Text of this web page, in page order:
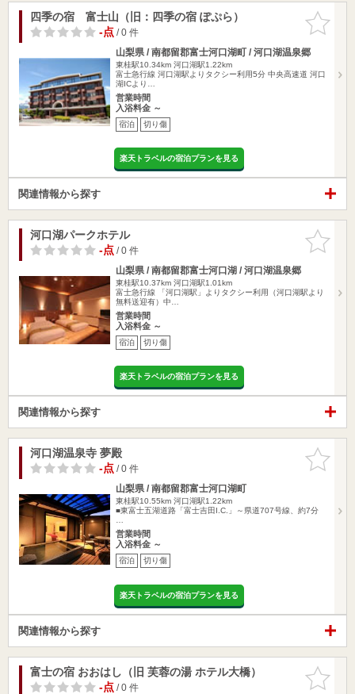
お気に入
りに追加
四季の宿 富士山（旧：四季の宿 ぽぷら）
-点/ 0 件
山梨県 / 南都留郡富士河口湖町 / 河口湖温泉郷
東桂駅10.34km 河口湖駅1.22km
富士急行線 河口湖駅よりタクシー利用5分 中央高速道 河口
湖ICより…
営業時間
入浴料金 ～
宿泊 切り傷
楽天トラベルの宿泊プランを見る
関連情報から探す
お気に入
りに追加
河口湖パークホテル
-点/ 0 件
山梨県 / 南都留郡富士河口湖 / 河口湖温泉郷
東桂駅10.37km 河口湖駅1.01km
富士急行線 「河口湖駅」よりタクシー利用（河口湖駅より
無料送迎有）中…
営業時間
入浴料金 ～
宿泊 切り傷
楽天トラベルの宿泊プランを見る
関連情報から探す
お気に入
りに追加
河口湖温泉寺 夢殿
-点/ 0 件
山梨県 / 南都留郡富士河口湖町
東桂駅10.55km 河口湖駅1.22km
■東富士五湖道路「富士吉田I.C.」～県道707号線、約7分
営業時間
入浴料金 ～
宿泊 切り傷
楽天トラベルの宿泊プランを見る
関連情報から探す
お気に入
りに追加
富士の宿 おおはし（旧 芙蓉の湯 ホテル大橋）
-点/ 0 件